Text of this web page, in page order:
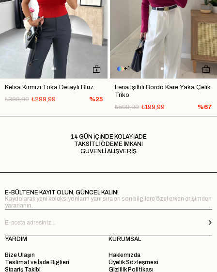
Kelsa Kırmızı Toka Detaylı Bluz
₺299,99
₺399,99 %25
1
Lena Işıltılı Bordo Kare Yaka Çelik
Triko
₺199,99
₺599,99 %67
14 GÜN İÇİNDE KOLAY İADE
TAKSİTLİ ÖDEME İMKANI
GÜVENLİ ALIŞVERİŞ
E-BÜLTENE KAYIT OLUN, GÜNCEL KALIN!
Kaydolarak yeni koleksiyonların yanı sıra en son bilgilere özel erken erişimden
yararlanın.
YARDIM
Bize Ulaşın
Teslimat ve İade Biglieri
Sipariş Takibi
KURUMSAL
Hakkımızda
Üyelik Sözleşmesi
Gizlilik Politikası